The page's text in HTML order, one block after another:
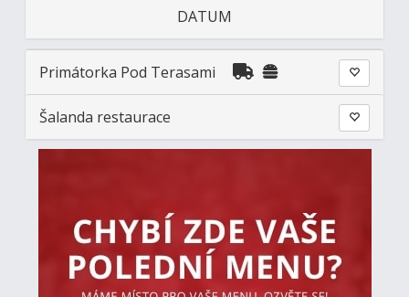
DATUM
Primátorka Pod Terasami
Šalanda restaurace